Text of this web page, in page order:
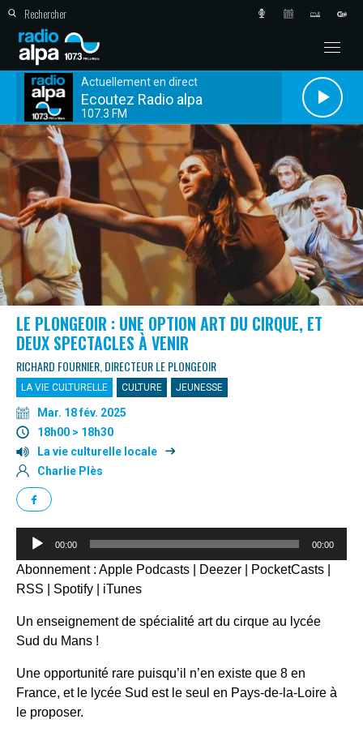
Actuellement en direct
Ecoutez Radio alpa
107.3 FM
LE PLONGEOIR : UNE OPTION ART DU CIRQUE, ET
DEUX SPECTACLES À VENIR
RICHARD FOURNIER, DIRECTEUR LE PLONGEOIR
LA VIE CULTURELLE CULTURE JEUNESSE
Mar. 18 fév. 2025
18h00 > 18h30
La vie culturelle locale
Charlie Plès
Lecteur
00:00 00:00
Abonnement : Apple Podcasts Deezer PocketCasts
RSS
Spotify iTunes
Un enseignement de spécialité art du cirque au lycée
Sud du Mans !
Une opportunité rare puisqu’il n’en existe que 8 en
France, et le lycée Sud est le seul en Pays-de-la-Loire à
le proposer.